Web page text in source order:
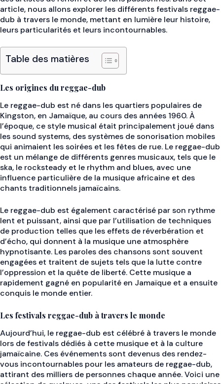
article, nous allons explorer les différents festivals reggae-
dub à travers le monde, mettant en lumière leur histoire,
leurs particularités et leurs incontournables.
Table des matières
Les origines du reggae-dub
Le reggae-dub est né dans les quartiers populaires de
Kingston, en Jamaïque, au cours des années 1960. À
l’époque, ce style musical était principalement joué dans
les sound systems, des systèmes de sonorisation mobiles
qui animaient les soirées et les fêtes de rue. Le reggae-dub
est un mélange de différents genres musicaux, tels que le
ska, le rocksteady et le rhythm and blues, avec une
influence particulière de la musique africaine et des
chants traditionnels jamaïcains.
Le reggae-dub est également caractérisé par son rythme
lent et puissant, ainsi que par l’utilisation de techniques
de production telles que les effets de réverbération et
d’écho, qui donnent à la musique une atmosphère
hypnotisante. Les paroles des chansons sont souvent
engagées et traitent de sujets tels que la lutte contre
l’oppression et la quête de liberté. Cette musique a
rapidement gagné en popularité en Jamaïque et a ensuite
conquis le monde entier.
Les festivals reggae-dub à travers le monde
Aujourd’hui, le reggae-dub est célébré à travers le monde
lors de festivals dédiés à cette musique et à la culture
jamaïcaine. Ces événements sont devenus des rendez-
vous incontournables pour les amateurs de reggae-dub,
attirant des milliers de personnes chaque année. Voici une